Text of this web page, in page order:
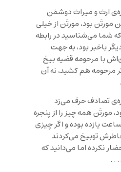
ارث و میراث دوشمَن
بود، مورتَن از خیلی
شما می‌شناسید در رابطه
باخبر بود، به جهت
با مرحومه قضیه بیخ
مرحومه هم کشید، نه آن
تصادف حرف می‌زد
همه چیز را از پنجره
ساعت یازده بوده و اگر چیزی
خاطرش توبیخ می‌کردند
نکرده اما می‌دانید که
. .